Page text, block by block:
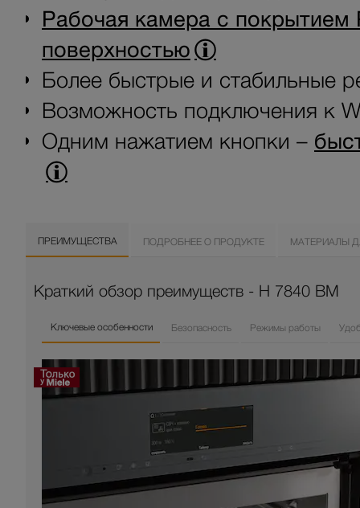
Рабочая камера с
поверхностью
Более быстрые и стабильные
Возможность подключения к
Одним нажатием кнопки –
ПРЕИМУЩЕСТВА ПОДРОБНЕЕ О ПРОДУКТЕ МАТЕРИАЛЫ
Краткий обзор преимуществ - H 7840 BM
Ключевые особенности Безопасность Режимы работы